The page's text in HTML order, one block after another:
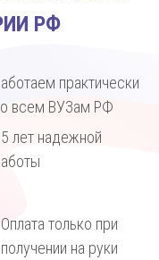
РФ
практически
всем ВУЗам РФ
лет надежной
Оплата только при
получении на руки